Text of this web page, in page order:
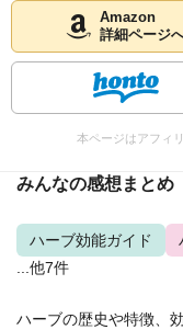
Amazon
詳細ページ
本ページはアフィ
みんなの感想まとめ
ハーブ効能ガイド
...他7件
ハーブの歴史や特徴、